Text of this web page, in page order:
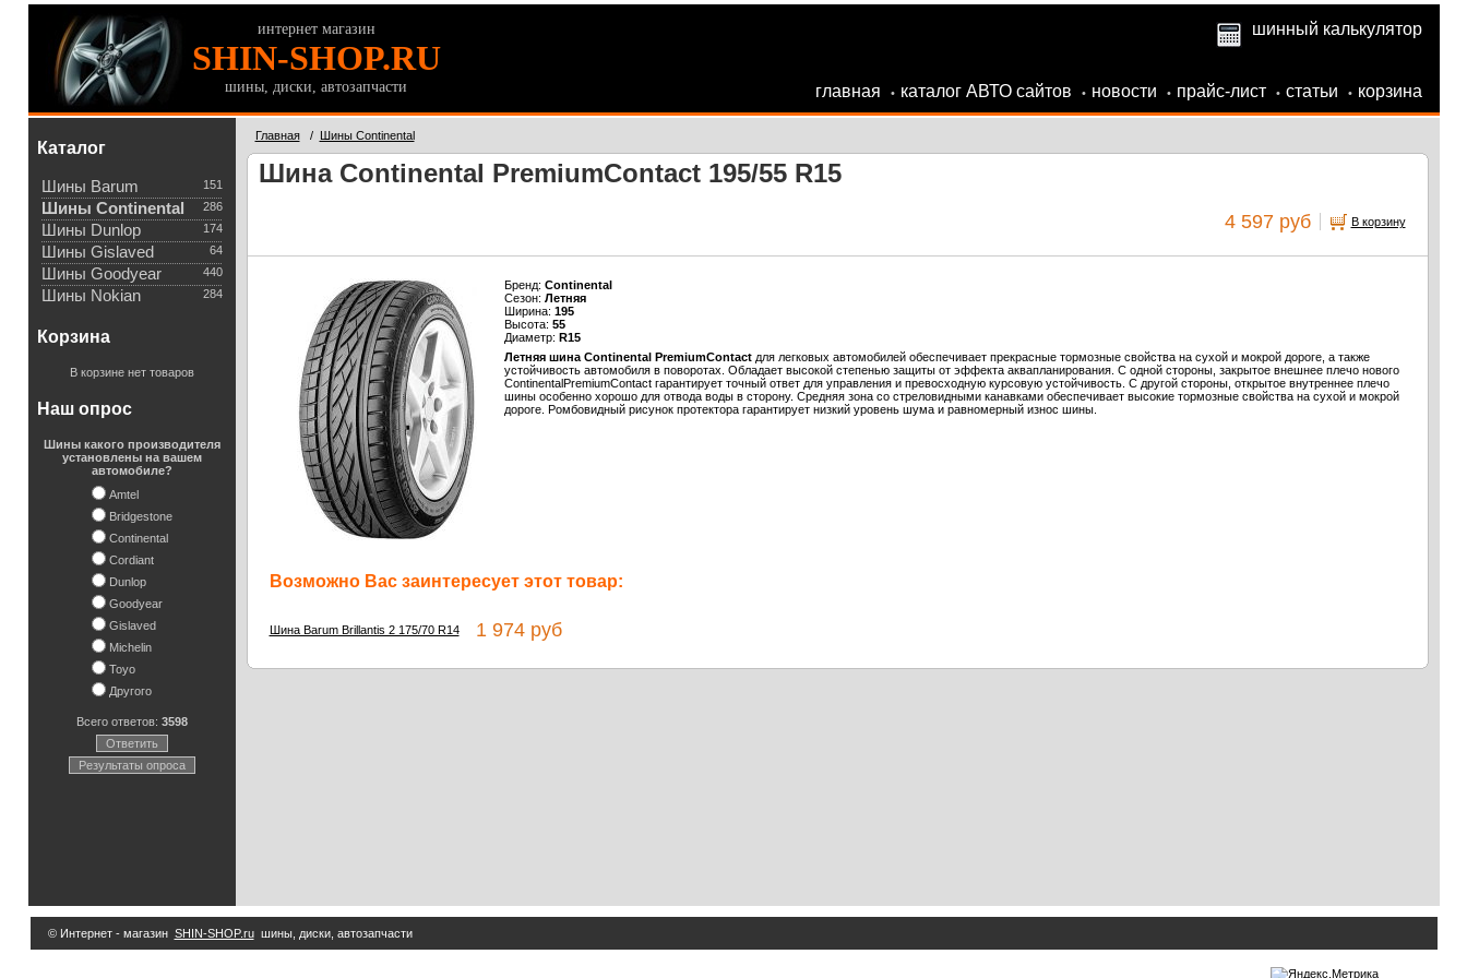
интернет магазин
SHIN-SHOP.RU
шины, диски, автозапчасти
шинный калькулятор
главная • каталог АВТО сайтов • новости • прайс-лист • статьи • корзина
Каталог
151
Шины Barum
286
Шины Continental
174
Шины Dunlop
64
Шины Gislaved
440
Шины Goodyear
284
Шины Nokian
Корзина
В корзине нет товаров
Наш опрос
Шины какого производителя
установлены на вашем
автомобиле?
Amtel
Bridgestone
Continental
Cordiant
Dunlop
Goodyear
Gislaved
Michelin
Toyo
Другого
Всего ответов: 3598
Ответить
Результаты опроса
Главная/ Шины Continental
Шина Continental PremiumContact 195/55 R15
4 597 руб В корзину
Бренд: Continental
Сезон: Летняя
Ширина: 195
Высота: 55
Диаметр: R15
Летняя шина Continental PremiumContactдля легковых автомобилей обеспечивает прекрасные тормозные свойства на сухой и мокрой дороге, а также
устойчивость автомобиля в поворотах. Обладает высокой степенью защиты от эффекта аквапланирования. С одной стороны, закрытое внешнее плечо нового
ContinentalPremiumContact гарантирует точный ответ для управления и превосходную курсовую устойчивость. С другой стороны, открытое внутреннее плечо
шины особенно хорошо для отвода воды в сторону. Средняя зона со стреловидными канавками обеспечивает высокие тормозные свойства на сухой и мокрой
дороге. Ромбовидный рисунок протектора гарантирует низкий уровень шума и равномерный износ шины.
Возможно Вас заинтересует этот товар:
Шина Barum Brillantis 2 175/70 R141 974 руб
© Интернет - магазин SHIN-SHOP.ruшины, диски, автозапчасти